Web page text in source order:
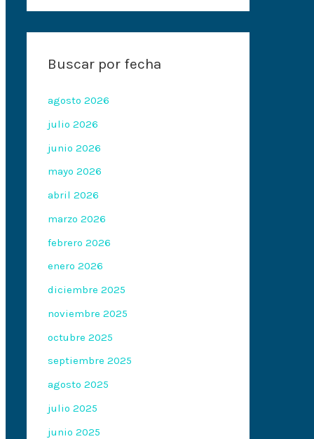
Buscar por fecha
agosto 2026
julio 2026
junio 2026
mayo 2026
abril 2026
marzo 2026
febrero 2026
enero 2026
diciembre 2025
noviembre 2025
octubre 2025
septiembre 2025
agosto 2025
julio 2025
junio 2025